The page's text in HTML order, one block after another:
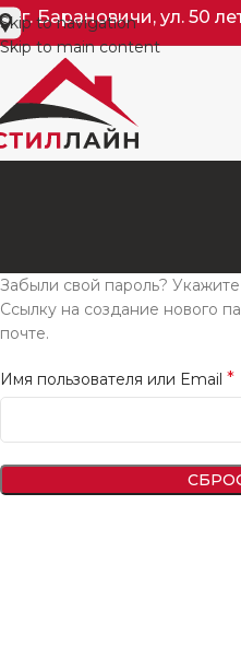
Skip to navigation
Skip to main content
г. Барановичи, ул. 50
Забыли свой пароль?
Ссылку на создание нового
почте.
Имя пользователя или Email *